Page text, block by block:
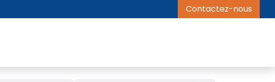
Contactez-nous